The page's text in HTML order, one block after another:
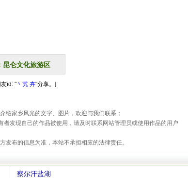
昆仑文化旅游区
id: "丶艽 卉"分享。]
绍家乡风光的文字、图片，欢迎与我们联系；
发现自己的作品被使用，请及时联系网站管理员或使用作品的用户
布的信息为准，本站不承担相应的法律责任。
察尔汗盐湖